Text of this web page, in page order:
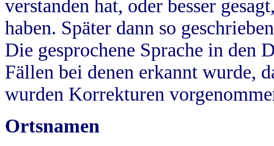
verstanden hat, oder besser
haben. Später dann so
Die gesprochene Sprache in
Fällen bei denen erkannt wurde,
wurden Korrekturen
Ortsnamen